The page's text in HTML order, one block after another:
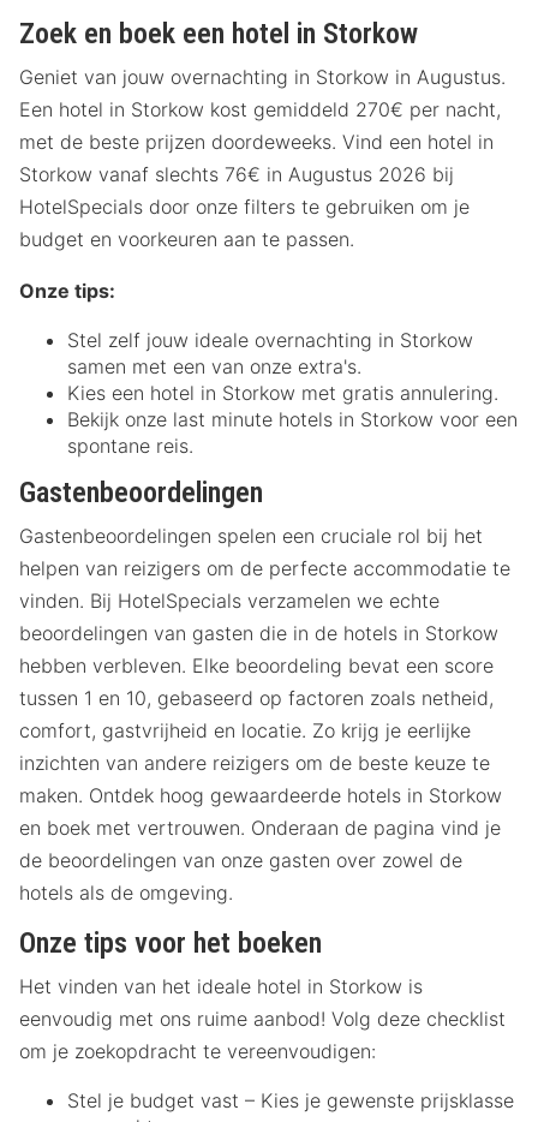
Zoek en boek een hotel in Storkow
Geniet van jouw overnachting in Storkow in Augustus.
Een hotel in Storkow kost gemiddeld 270€ per nacht,
met de beste prijzen doordeweeks. Vind een hotel in
Storkow vanaf slechts 76€ in Augustus 2026 bij
HotelSpecials door onze filters te gebruiken om je
budget en voorkeuren aan te passen.
Onze tips:
Stel zelf jouw ideale overnachting in Storkow
samen met een van onze extra's.
Kies een hotel in Storkow met gratis annulering.
Bekijk onze last minute hotels in Storkow voor een
spontane reis.
Gastenbeoordelingen
Gastenbeoordelingen spelen een cruciale rol bij het
helpen van reizigers om de perfecte accommodatie te
vinden. Bij HotelSpecials verzamelen we echte
beoordelingen van gasten die in de hotels in Storkow
hebben verbleven. Elke beoordeling bevat een score
tussen 1 en 10, gebaseerd op factoren zoals netheid,
comfort, gastvrijheid en locatie. Zo krijg je eerlijke
inzichten van andere reizigers om de beste keuze te
maken. Ontdek hoog gewaardeerde hotels in Storkow
en boek met vertrouwen. Onderaan de pagina vind je
de beoordelingen van onze gasten over zowel de
hotels als de omgeving.
Onze tips voor het boeken
Het vinden van het ideale hotel in Storkow is
eenvoudig met ons ruime aanbod! Volg deze checklist
om je zoekopdracht te vereenvoudigen:
Stel je budget vast – Kies je gewenste prijsklasse